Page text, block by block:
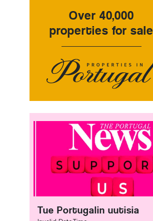
Over 40,000
properties for sale
Tue Portugalin uutisia